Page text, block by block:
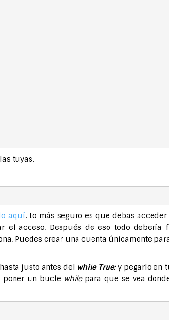
tuyas.
aquí. Lo más seguro es que debas acceder
el acceso. Después de eso todo debería
Puedes crear una cuenta únicamente
justo antes del while True:y pegarlo en
poner un bucle whilepara que se vea